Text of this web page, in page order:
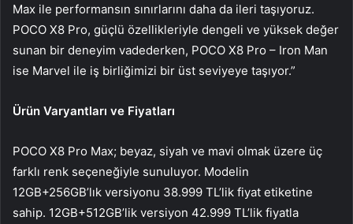
Max ile performansın sınırlarını daha da ileri taşıyoruz.
POCO X8 Pro, güçlü özellikleriyle dengeli ve yüksek değer
sunan bir deneyim vadederken, POCO X8 Pro – Iron Man
ise Marvel ile iş birliğimizi bir üst seviyeye taşıyor.”
Ürün Varyantları ve Fiyatları
POCO X8 Pro Max; beyaz, siyah ve mavi olmak üzere üç
farklı renk seçeneğiyle sunuluyor. Modelin
12GB+256GB’lık versiyonu 38.999 TL’lik fiyat etiketine
sahip. 12GB+512GB’lik versiyon 42.999 TL’lik fiyatla